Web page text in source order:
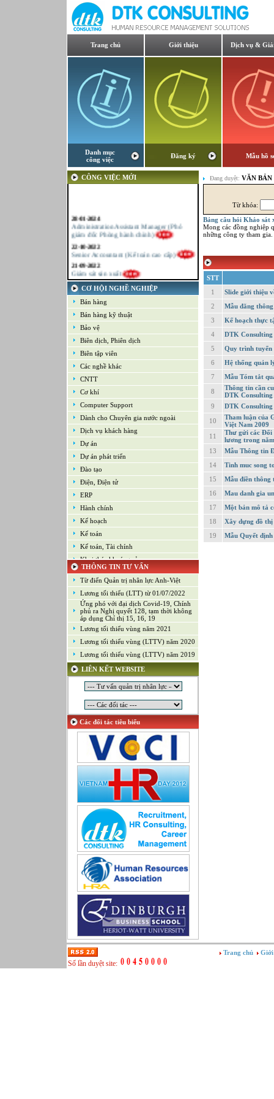
Trang chủ Giới thiệu Dịch vụ &
Danh mục
công việc
Đăng ký Mẫu hồ
CÔNG VIỆC MỚI
28-01-2024
Administration Assistant Manager (Phó
giám đốc Phòng hành chính)
22-10-2022
Senior Accountant (Kế toán cao cấp)
21-09-2022
Giám sát sản xuất
21-09-2022
Kế toán tổng hợp – Thuế
16-09-2022
Nhân viên cao cấp NPD - Phát triển sản
phẩm mới
16-09-2022
Giám sát Mua hàng
16-09-2022
Chuyên viên CNTT /Bộ phận Hỗ trợ & Hệ
thống
16-09-2022
Trưởng bộ phận Kho
CƠ HỘI NGHỀ NGHIỆP
Bán hàng
Bán hàng kỹ thuật
Bảo vệ
Biên dịch, Phiên dịch
Biên tập viên
Các nghề khác
CNTT
Cơ khí
Computer Support
Dành cho Chuyên gia nước ngoài
Dịch vụ khách hàng
Dự án
Dự án phát triển
Đào tạo
Điện, Điện tử
ERP
Hành chính
Kế hoạch
Kế toán
Kế toán, Tài chính
Khai thác khoáng sản
Kiểm soát chất lượng (Game)
Kinh doanh
Kỹ thuật ứng dụng
Lập trình
Lập trình Game
Luật
Môi giới chứng khoán
Mỹ thuật công nghiệp
Nghiên cứu và Phát triển
Ngoại ngữ
Nhân sự
Nhân sự - Hành chính
Nhiều lĩnh vực
Phát triển kinh doanh
Quan hệ công chúng
Quản lý chất lượng
Quản lý, Điều hành
Quản lý, Kinh doanh bất động sản
Quản trị hệ thống
Sản xuất game online
Sở hữu công nghiệp
Tài chính
Thiết kế
Tiếp thị
Tổ chức Sản xuất
Truyền thông
Truyền thông, PR
Vật tư - Hậu cần
Xây dựng
THÔNG TIN TƯ VẤN
Từ điển Quản trị nhân lực Anh-Việt
Lương tối thiểu (LTT) từ 01/07/2022
Ứng phó với đại dịch Covid-19, Chính
phủ ra Nghị quyết 128, tạm thời không
áp dụng Chỉ thị 15, 16, 19
Lương tối thiểu vùng năm 2021
Lương tối thiểu vùng (LTTV) năm 2020
Lương tối thiểu vùng (LTTV) năm 2019
LIÊN KẾT WEBSITE
Các đối tác tiêu biểu
Đang duyệt: VĂN
Từ khóa:
Bảng câu hỏi Khảo sát
Mong các đồng nghiệp
những công ty tham gia.
STT
1
Slide giới thiệu
2
Mẫu đăng
3
Kế hoạch thực
4
DTK Consulting
5
Quy trình tuyển
6
Hệ thống quản
7
Mẫu Tóm tắt
8
Thông tin cần
DTK Consulting
9
DTK
10
Tham luận của
Việt Nam 2009
11
Thư gửi các Đối
lương trong
13
Mẫu Thông tin
14
Tinh muc song
15
Mẫu điền thông
16
Mau danh gia
17
Một bản mô tả
18
Xây dựng đồ thị
19
Mẫu Quyết định
Số lần duyệt site:
Trang chủ Giới